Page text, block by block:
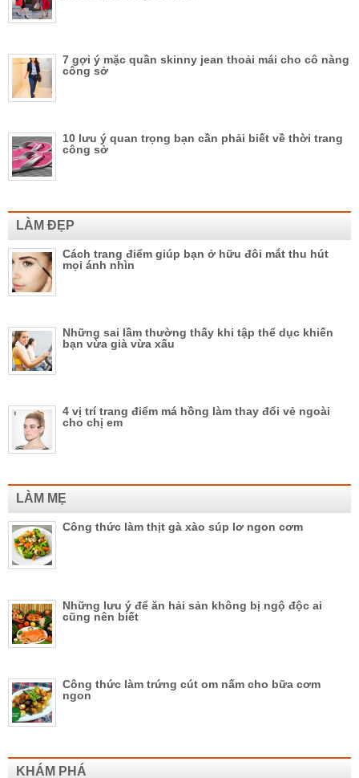
7 gợi ý mặc quần skinny jean thoải mái cho cô nàng
công sở
10 lưu ý quan trọng bạn cần phải biết về thời trang
công sở
LÀM ĐẸP
Cách trang điểm giúp bạn ở hữu đôi mắt thu hút
mọi ánh nhìn
Những sai lầm thường thấy khi tập thể dục khiến
bạn vừa già vừa xấu
4 vị trí trang điểm má hồng làm thay đổi vẻ ngoài
cho chị em
LÀM MẸ
Công thức làm thịt gà xào súp lơ ngon cơm
Những lưu ý để ăn hải sản không bị ngộ độc ai
cũng nên biết
Công thức làm trứng cút om nấm cho bữa cơm
ngon
KHÁM PHÁ